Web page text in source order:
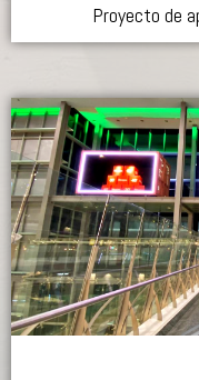
Proyecto de